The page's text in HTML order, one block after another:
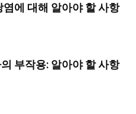
염에 대해 알아야 할 사항
부작용: 알아야 할 사항